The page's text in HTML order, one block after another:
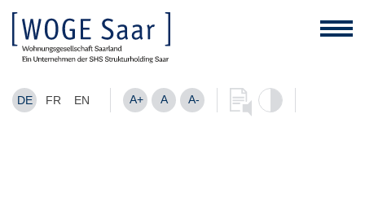
DE FR EN A+ A A-